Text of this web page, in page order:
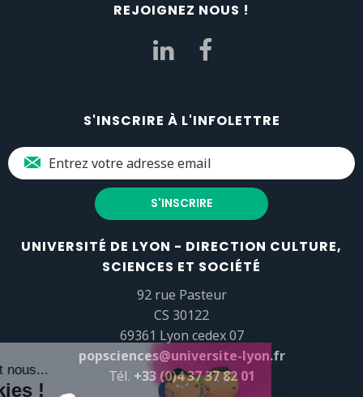
REJOIGNEZ NOUS !
S'INSCRIRE À L'INFOLETTRE
UNIVERSITÉ DE LYON - DIRECTION CULTURE,
SCIENCES ET SOCIÉTÉ
92 rue Pasteur
CS 30122
69361 Lyon cedex 07
popsciences@universite-lyon.fr
Tél. +33 (0)4 37 37 82 01